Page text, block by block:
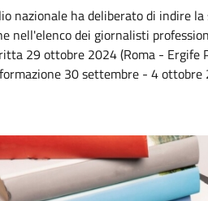
nazionale ha deliberato di indire
nell'elenco dei giornalisti
29 ottobre 2024 (Roma - Ergife
30 settembre - 4 ottobre